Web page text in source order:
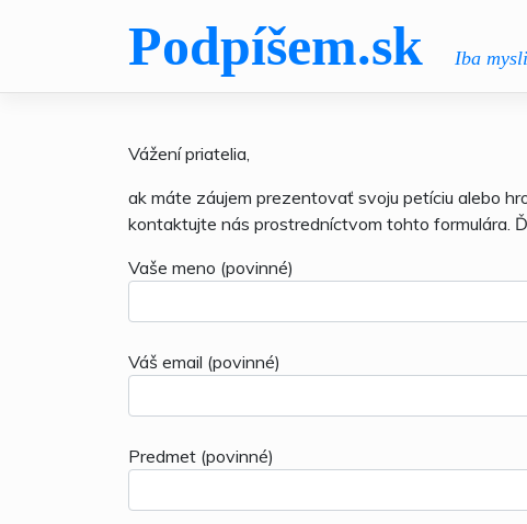
Podpíšem.sk Iba
Vážení priatelia,
ak máte záujem prezentovať svoju petíciu alebo
kontaktujte nás prostredníctvom tohto formulára.
Vaše meno (povinné)
Váš email (povinné)
Predmet (povinné)